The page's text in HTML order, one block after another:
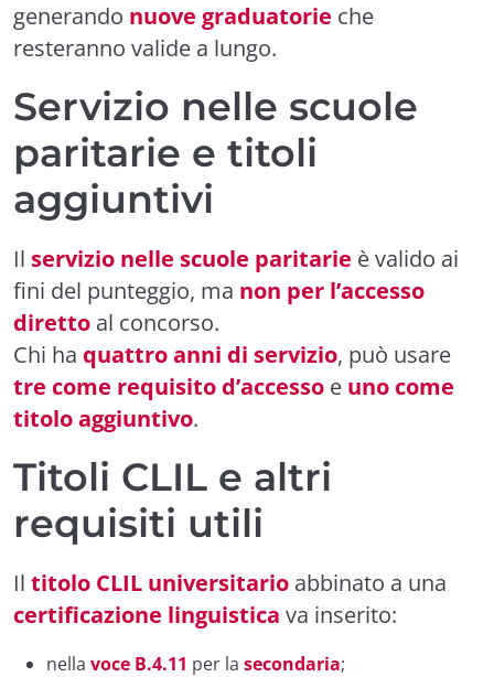
generando nuove graduatorie che
resteranno valide a lungo.
Servizio nelle scuole
paritarie e titoli
aggiuntivi
Il servizio nelle scuole paritarie è valido ai
fini del punteggio, ma non per l’accesso
diretto al concorso.
Chi ha quattro anni di servizio, può usare
tre come requisito d’accesso e uno come
titolo aggiuntivo.
Titoli CLIL e altri
requisiti utili
Il titolo CLIL universitario abbinato a una
certificazione linguistica va inserito:
nella voce B.4.11 per la secondaria;